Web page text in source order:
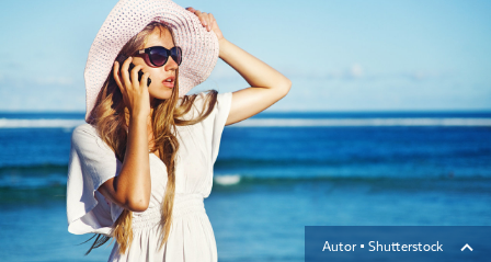
Autor ▪ Shutterstock